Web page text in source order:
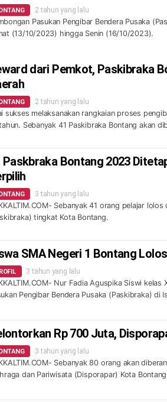
2 tahun yang lalu
Pasukan Pengibar Bendera Pusaka
(13/10/2023) hingga Senin (16/10/2023).
dari Pemkot, Paskibraka
2 tahun yang lalu
sukses melaksanakan rangkaian proses
Sebanyak 41 Paskibraka Bontang akan
Paskbraka Bontang 2023
3 tahun yang lalu
Sebanyak 41 orang pelajar
tingkat Kota Bontang.
SMA Negeri 1 Bontang
3 tahun yang lalu
Nur Fadia Aguspika Siswi
Pengibar Bendera Pusaka (Paskibraka)
Rp 700 Juta,
3 tahun yang lalu
Sebanyak 80 orang akan
dan Pariwisata (Disporapar) Kota